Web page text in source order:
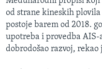
od strane kineskih
postoje barem od 2018.
upotreba i provedba AIS-
dobrodošao razvoj, rekao